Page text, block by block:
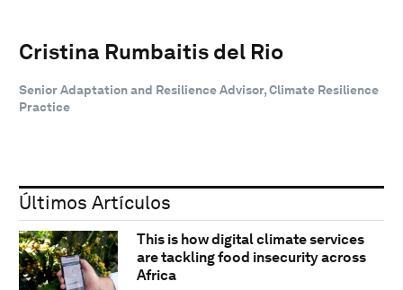
Cristina Rumbaitis del Rio
Senior Adaptation and Resilience Advisor, Climate Resilience
Practice
Últimos Artículos
This is how digital climate services
are tackling food insecurity across
Africa